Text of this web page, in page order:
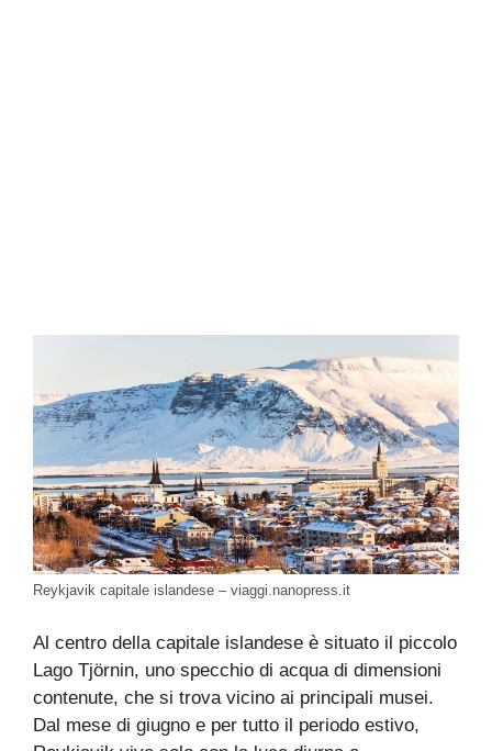
Reykjavik capitale islandese – viaggi.nanopress.it
Al centro della capitale islandese è situato il piccolo
Lago Tjörnin, uno specchio di acqua di dimensioni
contenute, che si trova vicino ai principali musei.
Dal mese di giugno e per tutto il periodo estivo,